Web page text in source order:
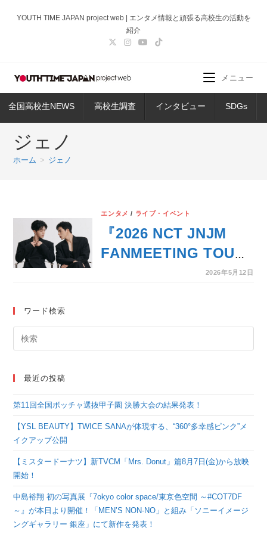
ス
ッ
YOUTH TIME JAPAN project web | エンタメ情報と頑張る高校生の活動を
紹介
全国高校生NEWS 高校生調査 インタビュー SDGs
メニュー
ジェノ
ホーム > ジェノ
エンタメ / ライブ・イベント
『2026 NCT JNJM
FANMEETING TOUR
継！
2026年5月12日
ワード検索
最近の投稿
第11回全国ボッチャ選抜甲子園 決勝大会の結果発表！
【YSL BEAUTY】TWICE SANAが体現する、“360°多幸感ピンク”メ
イクアップ公開
【ミスタードーナツ】新TVCM「Mrs. Donut」篇8月7日(金)から放映
開始！
中島裕翔 初の写真展『7okyo color space/東京色空間 ～#COT7DF
～』が本日より開催！「MEN’S NON-NO」と組み「ソニーイメージ
ングギャラリー 銀座」にて新作を発表！